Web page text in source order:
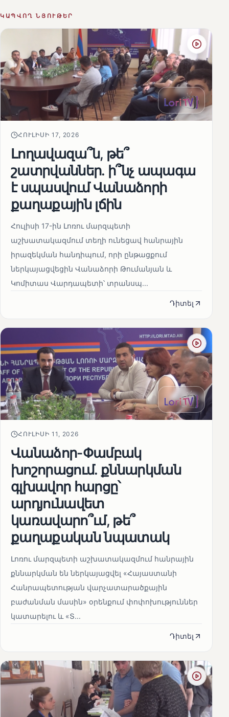
ԿԱՊՎՈՂ ՆՅՈՒԹԵՐ
ՀՈՒԼԻՍԻ 17, 2026
Լողավազա՞ն, թե՞
շատրվաններ. ի՞նչ ապագա
է սպասվում Վանաձորի
քաղաքային լճին
Հուլիսի 17-ին Լոռու մարզպետի
աշխատակազմում տեղի ունեցավ հանրային
իրազեկման հանդիպում, որի ընթացքում
ներկայացվեցին Վանաձորի Թումանյան և
Կոմիտաս Վարդապետի՝ տրանսպ...
Դիտել
ՀՈՒԼԻՍԻ 11, 2026
Վանաձոր-Փամբակ
խոշորացում. քննարկման
գլխավոր հարցը՝
արդյունավետ
կառավարո՞ւմ, թե՞
քաղաքական նպատակ
Լոռու մարզպետի աշխատակազմում հանրային
քննարկման են ներկայացվել «Հայաստանի
Հանրապետության վարչատարածքային
բաժանման մասին» օրենքում փոփոխություններ
կատարելու և «Տ...
Դիտել